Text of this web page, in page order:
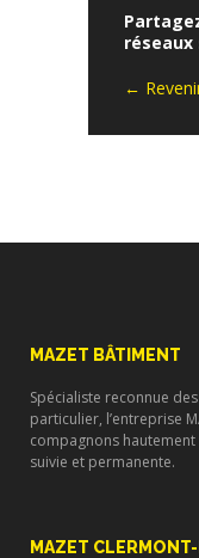
réseaux
←
MAZET BÂTIMENT
Spécialiste reconnue
particulier, l’entreprise
compagnons
suivie et permanente.
MAZET